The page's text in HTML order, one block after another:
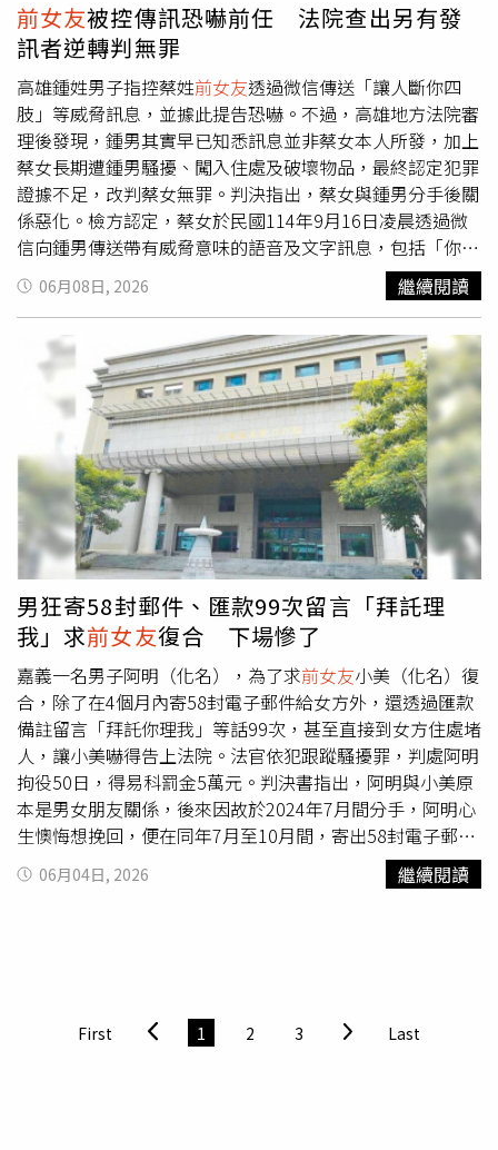
前女友被控傳訊恐嚇前任 法院查出另有發
訊者逆轉判無罪
高雄鍾姓男子指控蔡姓前女友透過微信傳送「讓人斷你四
肢」等威脅訊息，並據此提告恐嚇。不過，高雄地方法院審
理後發現，鍾男其實早已知悉訊息並非蔡女本人所發，加上
蔡女長期遭鍾男騷擾、闖入住處及破壞物品，最終認定犯罪
證據不足，改判蔡女無罪。判決指出，蔡女與鍾男分手後關
係惡化。檢方認定，蔡女於民國114年9月16日凌晨透過微
信向鍾男傳送帶有威脅意味的語音及文字訊息，包括「你好
膽再來亂一次，我讓人斷你四肢」及「你試試看」等內容，
涉嫌以言語恐嚇對方，因此依恐嚇危害安全罪提起公訴。然
到訊息後並未表現出害怕或驚慌，反而立即回覆「用你自己
的帳號來談，不要用她的啦！」；法官認為，此回應顯示鍾
男當下便已清楚知道，發送訊息者並非蔡女，而是另有其
人。蔡女則在法庭上表示，案發當時她持續遭鍾男糾纏騷
擾，現任男友因看不慣其行為，才一時情緒激動拿起她的手
機與鍾男對話、互相叫陣，相關威脅內容並非出自她本人。
此外，蔡女也提出相關對話紀錄作為佐證，指出鍾男曾於同
年9月初未經允許進入她住處，甚至持刀毀損屋內物品。事
後鍾男傳訊道歉，坦承因不滿其他男性出入蔡女住處而失控
行事。法官審酌整體事證認為，蔡女長期處於遭前男友騷擾
與恐嚇的壓力環境中，精神負擔沉重。案發當下，她對男友
搶奪手機發訊的行為未能及時制止，尚難據此認定具有恐嚇
犯意與行為，因此判決無罪。全案仍可依法提出上訴。
06月08日, 2026 繼續閱讀
男狂寄58封郵件、匯款99次留言「拜託理
我」求前女友復合 下場慘了
嘉義一名男子阿明（化名），為了求前女友小美（化名）復
合，除了在4個月內寄58封電子郵件給女方外，還透過匯款
備註留言「拜託你理我」等話99次，甚至直接到女方住處堵
人，讓小美嚇得告上法院。法官依犯跟蹤騷擾罪，判處阿明
拘役50日，得易科罰金5萬元。判決書指出，阿明與小美原
本是男女朋友關係，後來因故於2024年7月間分手，阿明心
生懊悔想挽回，便在同年7月至10月間，寄出58封電子郵件
給小美，內容包括「我很不想分手」、「我們如果談開有機
會重來嗎」、「你覺得我還會再對你怎樣嗎？」、「你認為
福」、「拜託你理我」、「你知道這樣會使我越來越極端對
吧」、「餘55，怕反悔，留證據我自願」、「原告請收，餘
06月04日, 2026 繼續閱讀
First 1 2 3 Last